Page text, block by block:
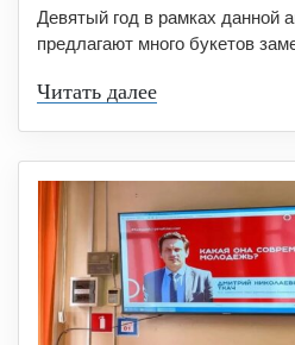
Девятый год в рамках данной
предлагают много букетов
Читать далее